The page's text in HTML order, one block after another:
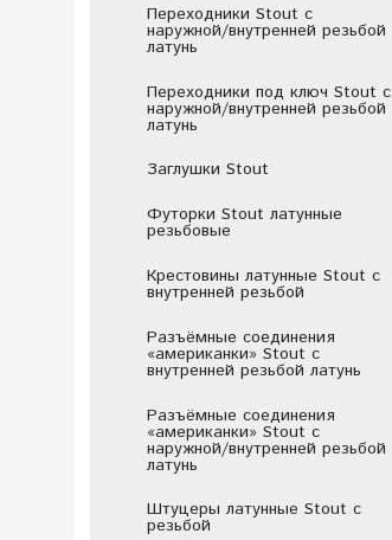
Переходники Stout c
наружной/внутренней резьбой
латунь
Переходники под ключ Stout c
наружной/внутренней резьбой
латунь
Заглушки Stout
Футорки Stout латунные
резьбовые
Крестовины латунные Stout с
внутренней резьбой
Разъёмные соединения
«американки» Stout с
внутренней резьбой латунь
Разъёмные соединения
«американки» Stout c
наружной/внутренней резьбой
латунь
Штуцеры латунные Stout с
резьбой